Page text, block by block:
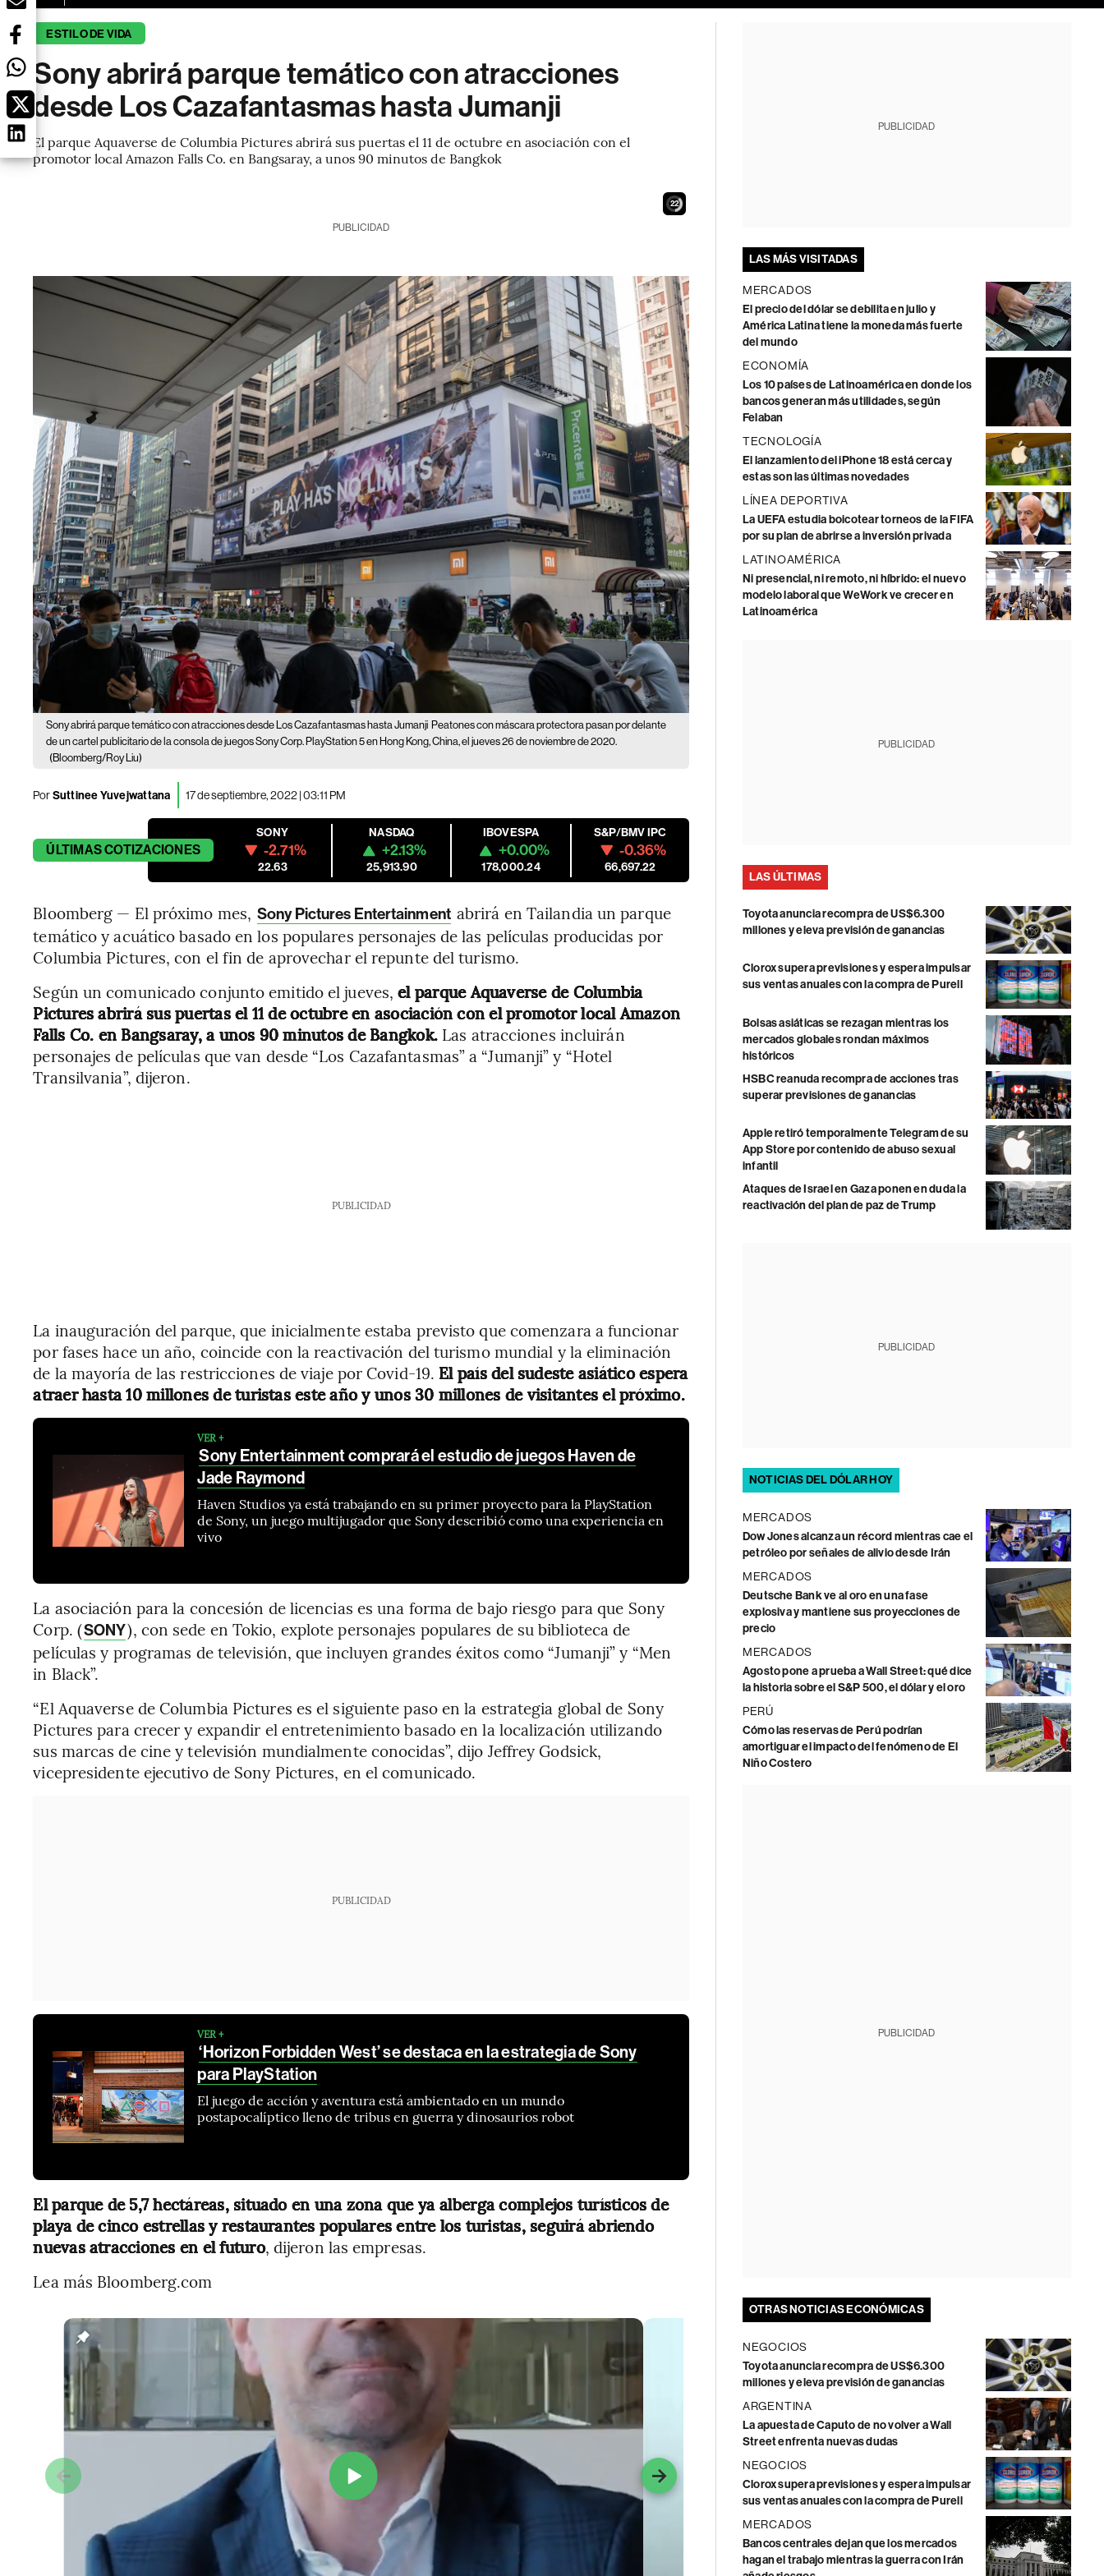
ESTILO DE VIDA
Sony abrirá parque temático con atracciones
desde Los Cazafantasmas hasta Jumanji
El parque Aquaverse de Columbia Pictures abrirá sus puertas el 11 de octubre en asociación con el
promotor local Amazon Falls Co. en Bangsaray, a unos 90 minutos de Bangkok
20
PUBLICIDAD
Sony abrirá parque temático con atracciones desde Los Cazafantasmas hasta Jumanji Peatones con máscara protectora pasan por delante
de un cartel publicitario de la consola de juegos Sony Corp. PlayStation 5 en Hong Kong, China, el jueves 26 de noviembre de 2020.
(Bloomberg/Roy Liu)
PorSuttinee Yuvejwattana 17 de septiembre, 2022 | 03:11 PM
ÚLTIMASCOTIZACIONES
SONY
-2.71%
22.63
NASDAQ
+2.13%
25,913.90
IBOVESPA
+0.00%
178,000.24
S&P/BMV IPC
-0.36%
66,697.22
Bloomberg — El próximo mes, Sony Pictures Entertainment abrirá en Tailandia un parque
temático y acuático basado en los populares personajes de las películas producidas por
Columbia Pictures, con el fin de aprovechar el repunte del turismo.
Según un comunicado conjunto emitido el jueves,el parque Aquaverse de Columbia
Pictures abrirá sus puertas el 11 de octubre en asociación con el promotor local Amazon
Falls Co. en Bangsaray, a unos 90 minutos de Bangkok. Las atracciones incluirán
personajes de películas que van desde “Los Cazafantasmas” a “Jumanji” y “Hotel
Transilvania”, dijeron.
PUBLICIDAD
La inauguración del parque, que inicialmente estaba previsto que comenzara a funcionar
por fases hace un año, coincide con la reactivación del turismo mundial y la eliminación
de la mayoría de las restricciones de viaje por Covid-19. El país del sudeste asiático espera
atraer hasta 10 millones de turistas este año y unos 30 millones de visitantes el próximo.
VER +
Sony Entertainment comprará el estudio de juegos Haven de
Jade Raymond
Haven Studios ya está trabajando en su primer proyecto para la PlayStation
de Sony, un juego multijugador que Sony describió como una experiencia en
vivo
La asociación para la concesión de licencias es una forma de bajo riesgo para que Sony
Corp. (SONY), con sede en Tokio, explote personajes populares de su biblioteca de
películas y programas de televisión, que incluyen grandes éxitos como “Jumanji” y “Men
in Black”.
“El Aquaverse de Columbia Pictures es el siguiente paso en la estrategia global de Sony
Pictures para crecer y expandir el entretenimiento basado en la localización utilizando
sus marcas de cine y televisión mundialmente conocidas”, dijo Jeffrey Godsick,
vicepresidente ejecutivo de Sony Pictures, en el comunicado.
PUBLICIDAD
VER +
‘Horizon Forbidden West’ se destaca en la estrategia de Sony
para PlayStation
El juego de acción y aventura está ambientado en un mundo
postapocalíptico lleno de tribus en guerra y dinosaurios robot
El parque de 5,7 hectáreas, situado en una zona que ya alberga complejos turísticos de
playa de cinco estrellas y restaurantes populares entre los turistas, seguirá abriendo
nuevas atracciones en el futuro, dijeron las empresas.
Lea más Bloomberg.com
PUBLICIDAD
LAS MÁS VISITADAS
MERCADOS
El precio del dólar se debilita en julio y
América Latina tiene la moneda más fuerte
del mundo
ECONOMÍA
Los 10 países de Latinoamérica en donde los
bancos generan más utilidades, según
Felaban
TECNOLOGÍA
El lanzamiento del iPhone 18 está cerca y
estas son las últimas novedades
LÍNEA DEPORTIVA
La UEFA estudia boicotear torneos de la FIFA
por su plan de abrirse a inversión privada
LATINOAMÉRICA
Ni presencial, ni remoto, ni híbrido: el nuevo
modelo laboral que WeWork ve crecer en
Latinoamérica
PUBLICIDAD
LAS ÚLTIMAS
Toyota anuncia recompra de US$6.300
millones y eleva previsión de ganancias
Clorox supera previsiones y espera impulsar
sus ventas anuales con la compra de Purell
Bolsas asiáticas se rezagan mientras los
mercados globales rondan máximos
históricos
HSBC reanuda recompra de acciones tras
superar previsiones de ganancias
Apple retiró temporalmente Telegram de su
App Store por contenido de abuso sexual
infantil
Ataques de Israel en Gaza ponen en duda la
reactivación del plan de paz de Trump
PUBLICIDAD
NOTICIAS DEL DÓLAR HOY
MERCADOS
Dow Jones alcanza un récord mientras cae el
petróleo por señales de alivio desde Irán
MERCADOS
Deutsche Bank ve al oro en una fase
explosiva y mantiene sus proyecciones de
precio
MERCADOS
Agosto pone a prueba a Wall Street: qué dice
la historia sobre el S&P 500, el dólar y el oro
PERÚ
Cómo las reservas de Perú podrían
amortiguar el impacto del fenómeno de El
Niño Costero
PUBLICIDAD
OTRAS NOTICIAS ECONÓMICAS
NEGOCIOS
Toyota anuncia recompra de US$6.300
millones y eleva previsión de ganancias
ARGENTINA
La apuesta de Caputo de no volver a Wall
Street enfrenta nuevas dudas
NEGOCIOS
Clorox supera previsiones y espera impulsar
sus ventas anuales con la compra de Purell
MERCADOS
Bancos centrales dejan que los mercados
hagan el trabajo mientras la guerra con Irán